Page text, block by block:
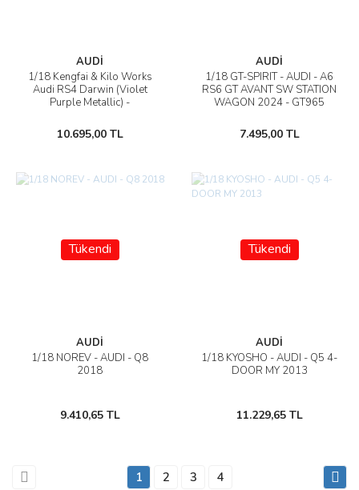
AUDİ
1/18 Kengfai & Kilo Works
Audi RS4 Darwin (Violet
Purple Metallic) -
10.695,00 TL
AUDİ
1/18 GT-SPIRIT - AUDI - A6
RS6 GT AVANT SW STATION
WAGON 2024 - GT965
7.495,00 TL
Tükendi
AUDİ
1/18 NOREV - AUDI - Q8
2018
9.410,65 TL
Tükendi
AUDİ
1/18 KYOSHO - AUDI - Q5 4-
DOOR MY 2013
11.229,65 TL
1 2 3 4